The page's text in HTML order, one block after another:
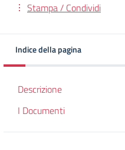
Stampa / Condividi
Indice della pagina
Descrizione
I Documenti